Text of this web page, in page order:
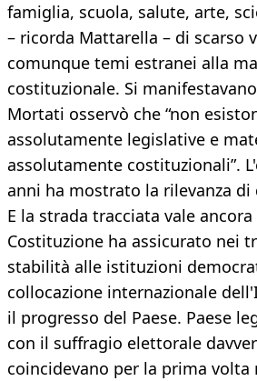
famiglia, scuola, salute, arte,
– ricorda Mattarella – di scarso
comunque temi estranei alla
costituzionale. Si
Mortati osservò che “non
assolutamente legislative e
assolutamente costituzionali”.
anni ha mostrato la rilevanza di
E la strada tracciata vale
Costituzione ha assicurato nei
stabilità alle istituzioni
collocazione internazionale
il progresso del Paese. Paese
con il suffragio elettorale
coincidevano per la prima volta